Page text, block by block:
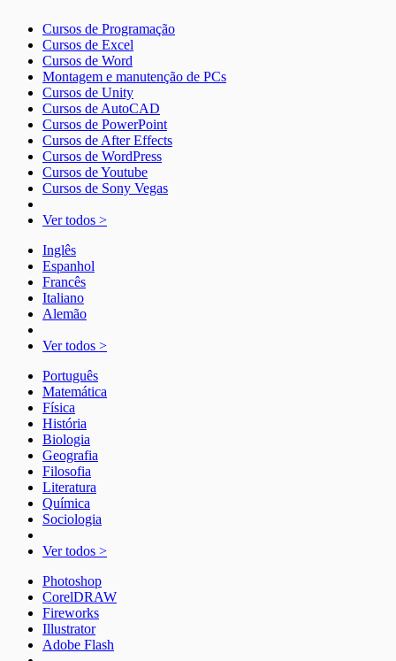
Cursos de Programação
Cursos de Excel
Cursos de Word
Montagem e manutenção de PCs
Cursos de Unity
Cursos de AutoCAD
Cursos de PowerPoint
Cursos de After Effects
Cursos de WordPress
Cursos de Youtube
Cursos de Sony Vegas
Ver todos >
Inglês
Espanhol
Francês
Italiano
Alemão
Ver todos >
Português
Matemática
Física
História
Biologia
Geografia
Filosofia
Literatura
Química
Sociologia
Ver todos >
Photoshop
CorelDRAW
Fireworks
Illustrator
Adobe Flash